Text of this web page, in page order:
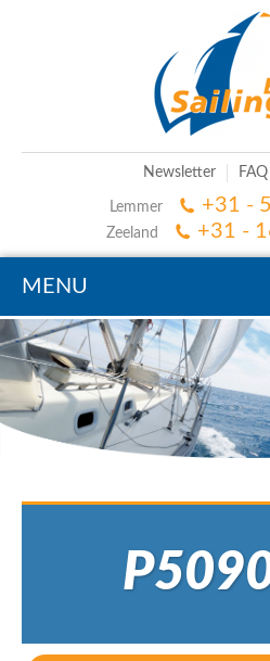
Newsletter FAQ
Lemmer +31 -
Zeeland +31 -
MENU